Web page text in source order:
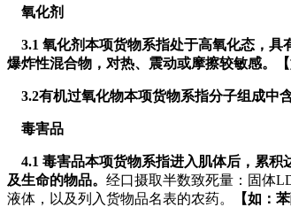
氧化剂
3.1 氧化剂本项货物系指处于高氧化态，
爆炸性混合物，对热、震动或摩擦较敏感。
3.2有机过氧化物本项货物系指分子组成中
毒害品
4.1 毒害品本项货物系指进入肌体后，累
及生命的物品。 经口摄取半数致死量：固体
液体，以及列入货物品名表的农药。
【如：